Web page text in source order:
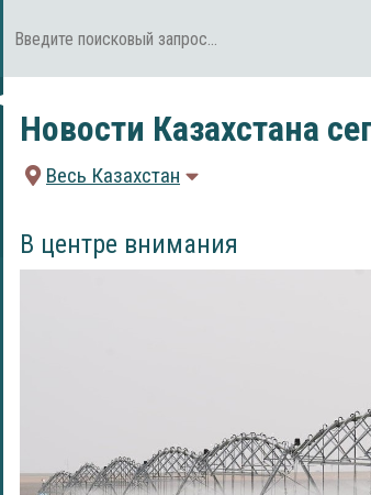
Новости Казахстана
Весь Казахстан
В центре внимания